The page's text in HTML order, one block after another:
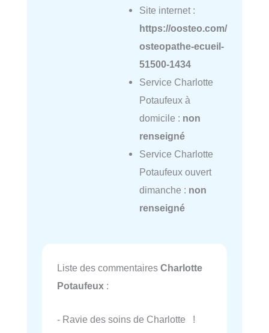
Site internet :
https://oosteo.com/
osteopathe-ecueil-
51500-1434
Service Charlotte
Potaufeux à
domicile : non
renseigné
Service Charlotte
Potaufeux ouvert
dimanche : non
renseigné
Liste des commentaires Charlotte
Potaufeux :
- Ravie des soins de Charlotte !